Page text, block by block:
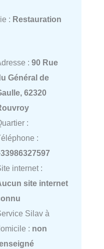
: Restauration
: 90 Rue
Général de
62320
:
:
internet :
site internet
Silav à
: non